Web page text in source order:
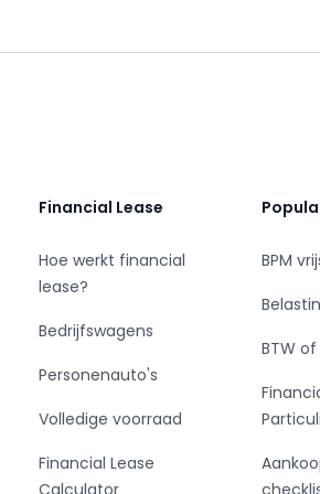
Financial Lease
Hoe werkt financial
lease?
Bedrijfswagens
Personenauto's
Volledige voorraad
Financial Lease
Calculator
BPM
BTW